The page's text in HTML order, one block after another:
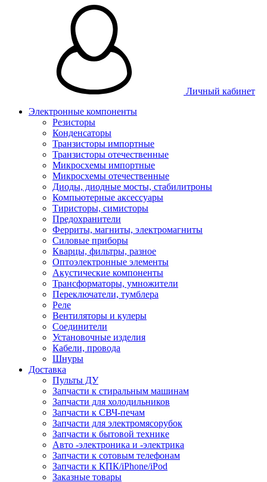
Личный кабинет
Электронные компоненты
Резисторы
Конденсаторы
Транзисторы импортные
Транзисторы отечественные
Микросхемы импортные
Микросхемы отечественные
Диоды, диодные мосты, стабилитроны
Компьютерные аксессуары
Тиристоры, симисторы
Предохранители
Ферриты, магниты, электромагниты
Силовые приборы
Кварцы, фильтры, разное
Оптоэлектронные элементы
Акустические компоненты
Трансформаторы, умножители
Переключатели, тумблера
Реле
Вентиляторы и кулеры
Соединители
Установочные изделия
Кабели, провода
Шнуры
Доставка
Пульты ДУ
Запчасти к стиральным машинам
Запчасти для холодильников
Запчасти к СВЧ-печам
Запчасти для электромясорубок
Запчасти к бытовой технике
Авто -электроника и -электрика
Запчасти к сотовым телефонам
Запчасти к КПК/iPhone/iPod
Заказные товары